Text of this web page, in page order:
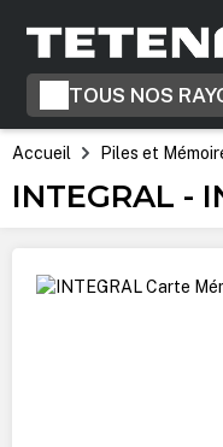
Passer à la
TOUS NOS
Accueil Piles et
INTEGRAL -
Ignorer la galerie